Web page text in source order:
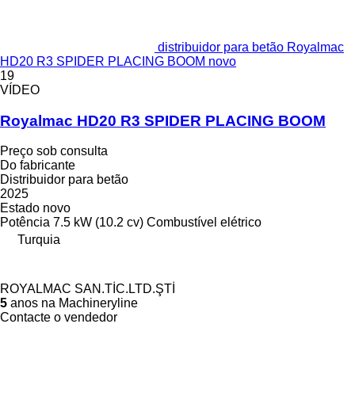
distribuidor para betão Royalmac
HD20 R3 SPIDER PLACING BOOM novo
19
VÍDEO
Royalmac HD20 R3 SPIDER PLACING BOOM
Preço sob consulta
Do fabricante
Distribuidor para betão
2025
Estado novo
Potência 7.5 kW (10.2 cv) Combustível elétrico
Turquia
ROYALMAC SAN.TİC.LTD.ŞTİ
5 anos na Machineryline
Contacte o vendedor